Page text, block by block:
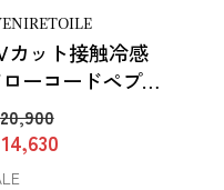
カット接触冷感
ローコードペプラ
ットソー